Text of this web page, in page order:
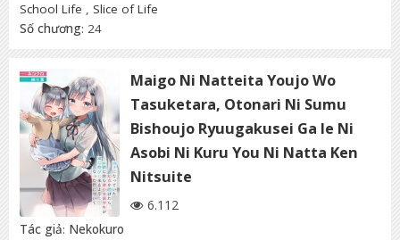
School Life , Slice of Life
Số chương: 24
Maigo Ni Natteita Youjo Wo
Tasuketara, Otonari Ni Sumu
Bishoujo Ryuugakusei Ga Ie Ni
Asobi Ni Kuru You Ni Natta Ken
Nitsuite
6.112
Tác giả: Nekokuro